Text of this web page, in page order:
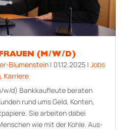
(M/W/D)
Blumenstein| 01.12.2025| Jobs
, Karriere
w/d) Bankkaufleute beraten
rund ums Geld, Konten,
Sie arbeiten dabei
wie mit der Kohle. Aus­